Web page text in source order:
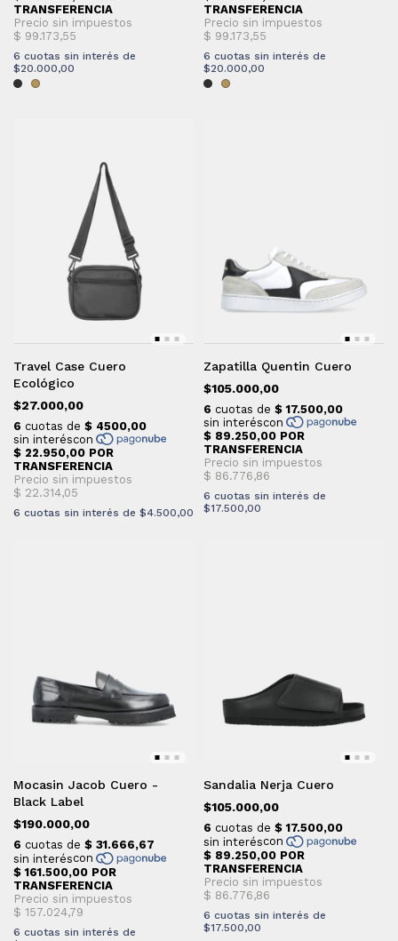
6 cuotas sin interés de
$20.000,00
6 cuotas sin interés de
$20.000,00
Travel Case Cuero
Ecológico
$27.000,00
6 cuotas sin interés de $4.500,00
Zapatilla Quentin Cuero
$105.000,00
6 cuotas sin interés de
$17.500,00
Mocasin Jacob Cuero -
Black Label
$190.000,00
6 cuotas sin interés de
Sandalia Nerja Cuero
$105.000,00
6 cuotas sin interés de
$17.500,00